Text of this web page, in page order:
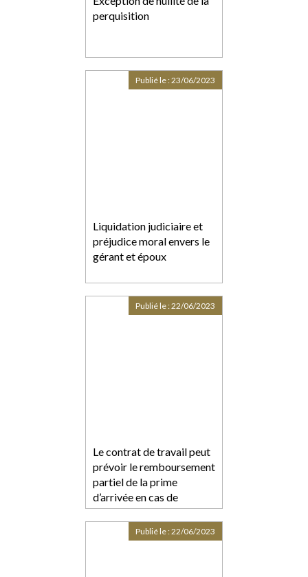
perquisition
Liquidation judiciaire et
préjudice moral envers le
gérant et époux
Publié le :23/06/2023
Le contrat de travail peut
prévoir le remboursement
partiel de la prime
d’arrivée en cas de
démission
Publié le :22/06/2023
Publié le :22/06/2023